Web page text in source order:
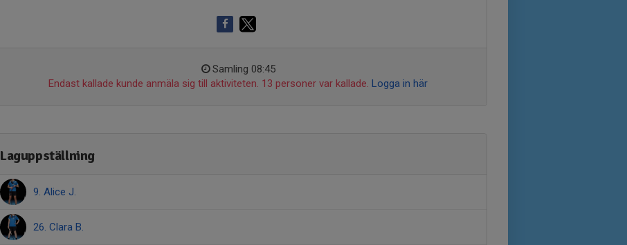
Samling 08:45
Endast kallade kunde anmäla sig till aktiviteten. 13 personer var kallade. Logga in här
Laguppställning
9. Alice J.
26. Clara B.